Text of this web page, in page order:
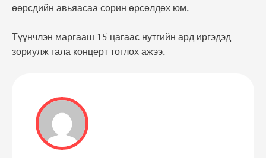
өөрсдийн авьяасаа сорин өрсөлдөх юм.
Түүнчлэн маргааш 15 цагаас нутгийн ард иргэдэд
зориулж гала концерт тоглох ажээ.